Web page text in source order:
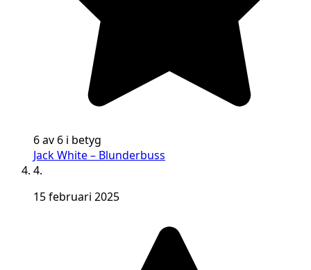
6 av 6 i betyg
Jack White – Blunderbuss
4.
15 februari 2025